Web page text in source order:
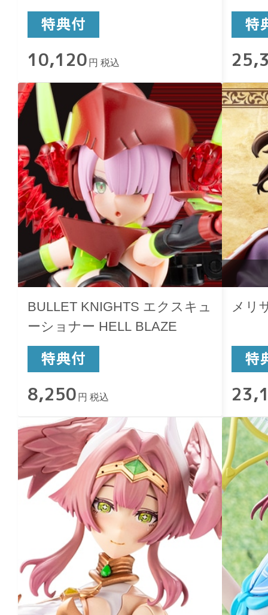
10,120 円 税込
BULLET KNIGHTS エクスキュ
ーショナー HELL BLAZE
8,250 円 税込
メリ